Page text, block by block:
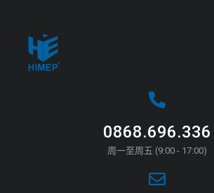
0868.696.336
周一至周五 (9:00 - 17:00)